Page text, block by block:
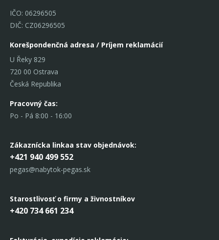
IČO: 06296505
DIČ: CZ06296505
Korešpondenčná adresa / Príjem reklamácií
U Řeky 829
720 00 Ostrava
Česká Republika
Pracovný čas:
Po - Pá 8:00 - 16:00
Zákaznícka linkaa stav objednávok:
+421 940 499 552
pegas@nabytok-pegas.sk
Starostlivosť o firmy a živnostníkov
+420 734 661 234